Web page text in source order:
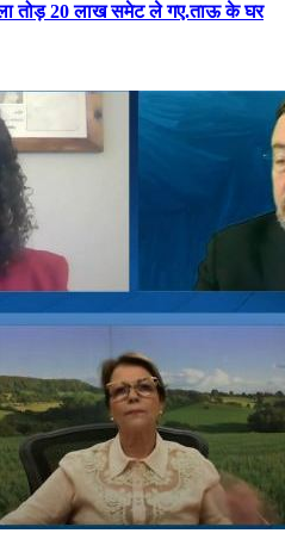
तोड़ 20 लाख समेट ले गए.ताऊ के घर